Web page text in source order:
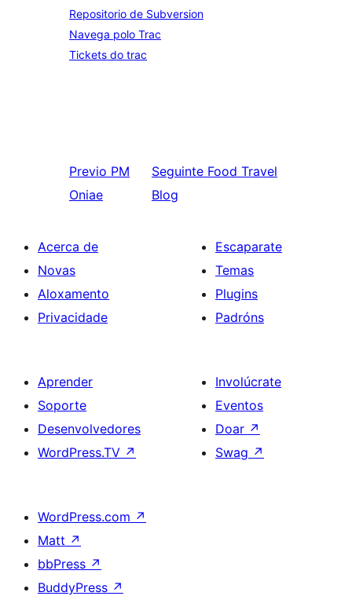
Repositorio de Subversion
Navega polo Trac
Tickets do trac
Previo PM
Oniae
Seguinte Food Travel
Blog
Acerca de
Novas
Aloxamento
Privacidade
Escaparate
Temas
Plugins
Padróns
Aprender
Soporte
Desenvolvedores
WordPress.TV ↗
Involúcrate
Eventos
Doar ↗
Swag ↗
WordPress.com ↗
Matt ↗
bbPress ↗
BuddyPress ↗